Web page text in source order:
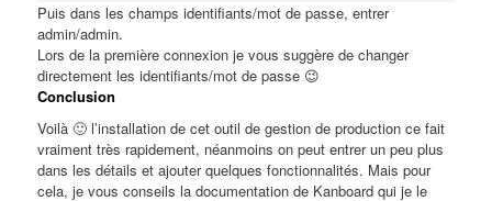
Puis dans les champs identifiants/mot de passe, entrer
admin/admin.
Lors de la première connexion je vous suggère de changer
directement les identifiants/mot de passe 😉
Conclusion
Voilà 🙂 l’installation de cet outil de gestion de production ce fait
vraiment très rapidement, néanmoins on peut entrer un peu plus
dans les détails et ajouter quelques fonctionnalités. Mais pour
cela, je vous conseils la documentation de Kanboard qui je le